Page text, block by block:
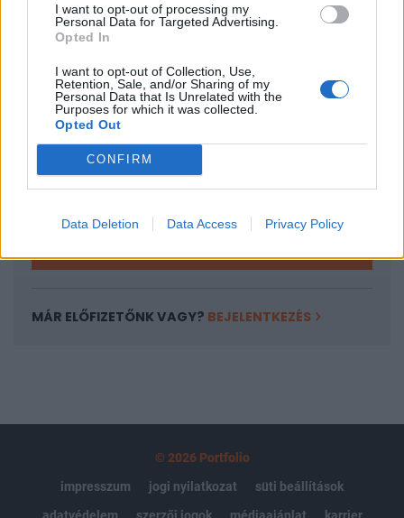
I want to opt-out of processing my
Personal Data for Targeted Advertising.
Opted In
I want to opt-out of Collection, Use,
Retention, Sale, and/or Sharing of my
Personal Data that Is Unrelated with the
Purposes for which it was collected.
Opted Out
CONFIRM
Data Deletion Data Access Privacy Policy
KEDVES OLVASÓNK!
tartozik, melynek olvasása előfizetéses
regisztrációhoz kötött.
Portfolio.hu teljes cikkarchívum
MÁR ELŐFIZETŐNK VAGY? BEJELENTKEZÉS
© 2026 Portfolio
impresszum
jogi nyilatkozat
süti beállítások
adatvédelem
szerzői jogok médiaajánlat karrier